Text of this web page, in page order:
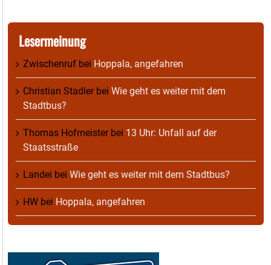
Lesermeinung
Zwischenruf bei Hoppala, angefahren
Christian Stadlerbei Wie geht es weiter mit dem
Stadtbus?
Thomas Hofmeisterbei 13 Uhr: Unfall auf der
Staatsstraße
Landei bei Wie geht es weiter mit dem Stadtbus?
HW bei Hoppala, angefahren